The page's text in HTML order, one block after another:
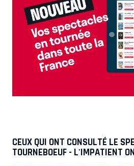
CEUX QUI ONT CONSULTÉ LE
TOURNEBOEUF - L'IMPATIENT